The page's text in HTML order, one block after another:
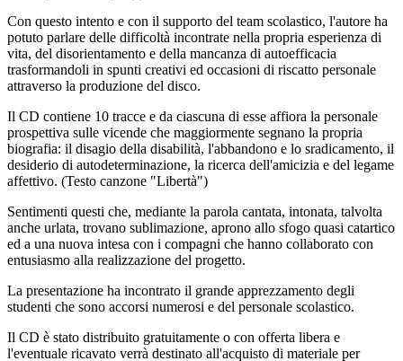
Con questo intento e con il supporto del team scolastico, l'autore ha
potuto parlare delle difficoltà incontrate nella propria esperienza di
vita, del disorientamento e della mancanza di autoefficacia
trasformandoli in spunti creativi ed occasioni di riscatto personale
attraverso la produzione del disco.
Il CD contiene 10 tracce e da ciascuna di esse affiora la personale
prospettiva sulle vicende che maggiormente segnano la propria
biografia: il disagio della disabilità, l'abbandono e lo sradicamento, il
desiderio di autodeterminazione, la ricerca dell'amicizia e del legame
affettivo. (Testo canzone "Libertà")
Sentimenti questi che, mediante la parola cantata, intonata, talvolta
anche urlata, trovano sublimazione, aprono allo sfogo quasi catartico
ed a una nuova intesa con i compagni che hanno collaborato con
entusiasmo alla realizzazione del progetto.
La presentazione ha incontrato il grande apprezzamento degli
studenti che sono accorsi numerosi e del personale scolastico.
Il CD è stato distribuito gratuitamente o con offerta libera e
l'eventuale ricavato verrà destinato all'acquisto di materiale per